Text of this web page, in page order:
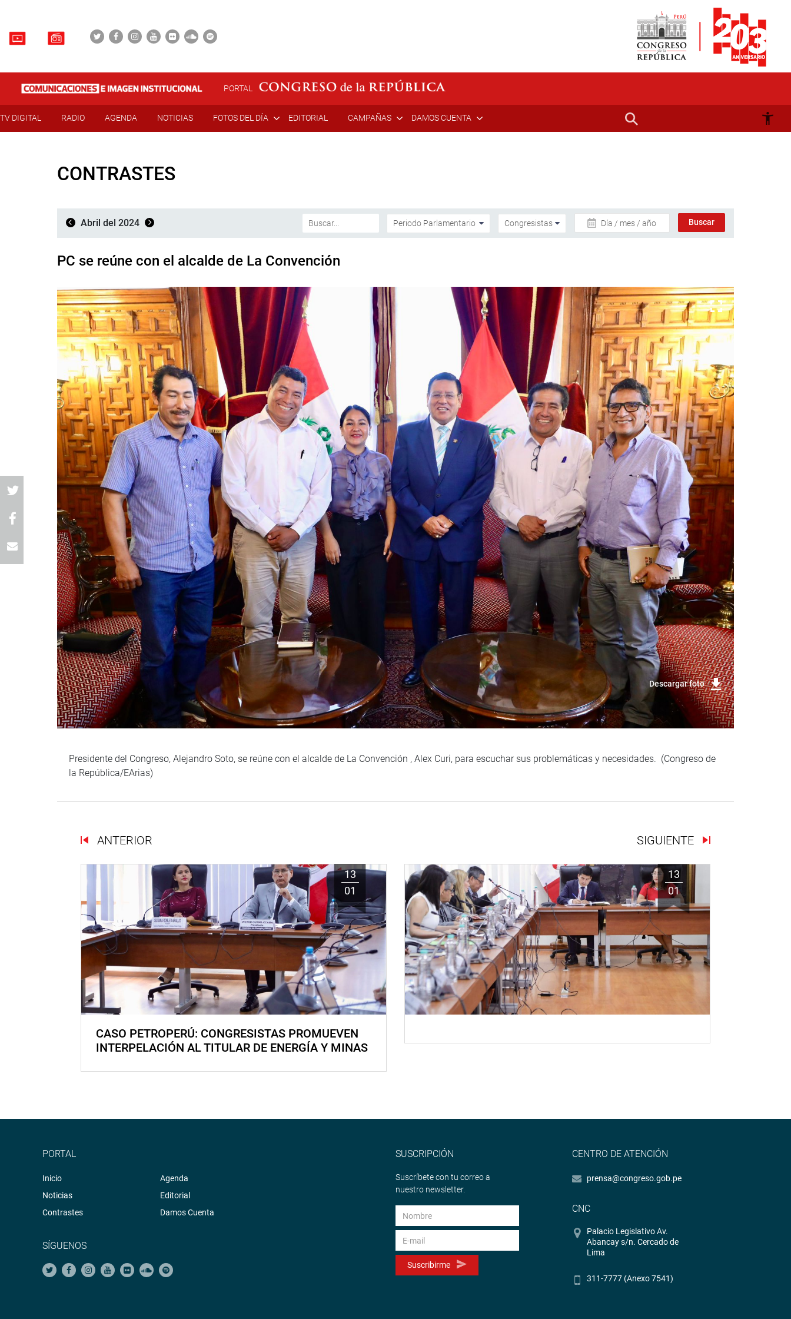
PORTAL
TV DIGITAL RADIO AGENDA NOTICIAS FOTOS DEL DÍA EDITORIAL CAMPAÑAS DAMOS CUENTA
CONTRASTES
Abril del 2024 Día / mes / año
PC se reúne con el alcalde de La Convención
Descargar foto
Presidente del Congreso, Alejandro Soto, se reúne con el alcalde de La Convención , Alex Curi, para escuchar sus problemáticas y necesidades. (Congreso de
la República/EArias)
ANTERIOR SIGUIENTE
13
01
CASO PETROPERÚ: CONGRESISTAS PROMUEVEN
INTERPELACIÓN AL TITULAR DE ENERGÍA Y MINAS
13
01
PORTAL
Inicio
Noticias
Contrastes
Agenda
Editorial
Damos Cuenta
SÍGUENOS
SUSCRIPCIÓN
Suscríbete con tu correo a
nuestro newsletter.
Suscribirme
CENTRO DE ATENCIÓN
prensa@congreso.gob.pe
CNC
Palacio Legislativo Av.
Abancay s/n. Cercado de
Lima
311-7777 (Anexo 7541)